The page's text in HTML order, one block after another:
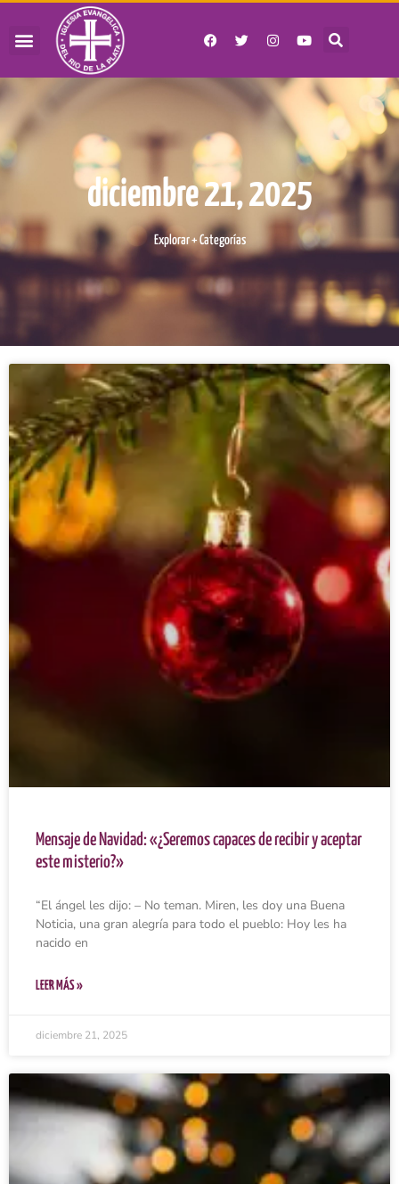
diciembre 21, 2025
Explorar + Categorías
Mensaje de Navidad: «¿Seremos capaces de recibir y aceptar
este misterio?»
“El ángel les dijo: – No teman. Miren, les doy una Buena
Noticia, una gran alegría para todo el pueblo: Hoy les ha
nacido en
LEER MÁS »
diciembre 21, 2025